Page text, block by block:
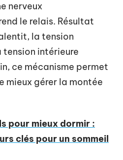
nerveux
le relais. Résultat
la tension
intérieure
ce mécanisme permet
mieux gérer la montée
pour mieux dormir :
clés pour un sommeil